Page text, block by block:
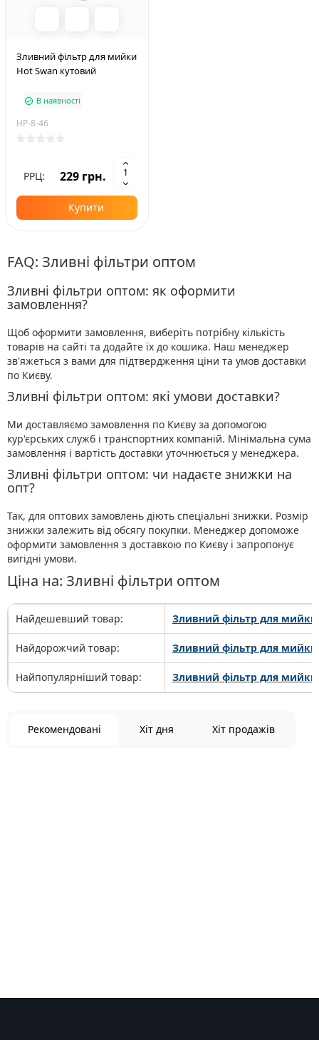
Зливний фільтр для мийки
Hot Swan кутовий
В наявності
HP-8-46
РРЦ: 229 грн.
Купити
FAQ: Зливні фільтри оптом
Зливні фільтри оптом: як оформити
замовлення?
Щоб оформити замовлення, виберіть потрібну кількість
товарів на сайті та додайте їх до кошика. Наш менеджер
зв'яжеться з вами для підтвердження ціни та умов доставки
по Києву.
Зливні фільтри оптом: які умови доставки?
Ми доставляємо замовлення по Києву за допомогою
кур'єрських служб і транспортних компаній. Мінімальна сума
замовлення і вартість доставки уточнюється у менеджера.
Зливні фільтри оптом: чи надаєте знижки на
опт?
Так, для оптових замовлень діють спеціальні знижки. Розмір
знижки залежить від обсягу покупки. Менеджер допоможе
оформити замовлення з доставкою по Києву і запропонує
вигідні умови.
Ціна на: Зливні фільтри оптом
Найдешевший товар: Зливний фільтр для
Найдорожчий товар: Зливний фільтр для
Найпопулярніший товар: Зливний фільтр для
Рекомендовані Хіт дня Хіт продажів